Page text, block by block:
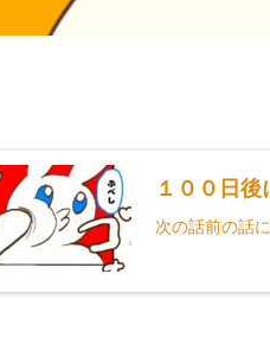
１００日後
次の話前の話